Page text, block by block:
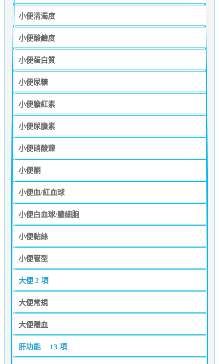
小便清濁度
小便酸鹼度
小便蛋白質
小便尿糖
小便膽紅素
小便尿膽素
小便硝酸盬
小便酮
小便血/紅血球
小便白血球/膿細胞
小便黏絲
小便管型
大便 2 項
大便常規
大便隱血
肝功能 13 項